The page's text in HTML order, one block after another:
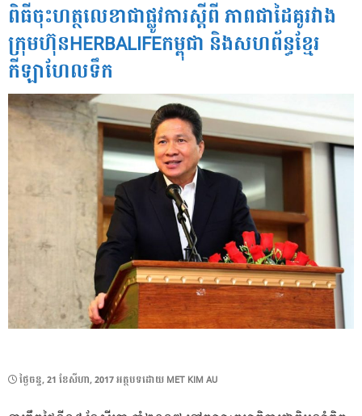
ពិធីចុះហត្ថលេខាជាផ្លូវការស្តីពី ភាពជាដៃគូរវាង
ក្រុមហ៊ុនHERBALIFEកម្ពុជា និងសហព័ន្ធខ្មែរ
កីឡាហែលទឹក
POSTED
ថ្ងៃ​ចន្ទ, 21 ខែ​សីហា, 2017អត្ថបទដោយ MET KIM AU